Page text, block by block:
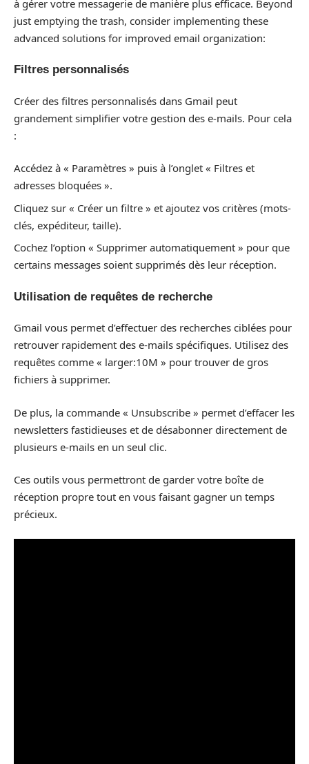
à gérer votre messagerie de manière plus efficace. Beyond
just emptying the trash, consider implementing these
advanced solutions for improved email organization:
Filtres personnalisés
Créer des filtres personnalisés dans Gmail peut
grandement simplifier votre gestion des e-mails. Pour cela
:
Accédez à « Paramètres » puis à l’onglet « Filtres et
adresses bloquées ».
Cliquez sur « Créer un filtre » et ajoutez vos critères (mots-
clés, expéditeur, taille).
Cochez l’option « Supprimer automatiquement » pour que
certains messages soient supprimés dès leur réception.
Utilisation de requêtes de recherche
Gmail vous permet d’effectuer des recherches ciblées pour
retrouver rapidement des e-mails spécifiques. Utilisez des
requêtes comme « larger:10M » pour trouver de gros
fichiers à supprimer.
De plus, la commande « Unsubscribe » permet d’effacer les
newsletters fastidieuses et de désabonner directement de
plusieurs e-mails en un seul clic.
Ces outils vous permettront de garder votre boîte de
réception propre tout en vous faisant gagner un temps
précieux.